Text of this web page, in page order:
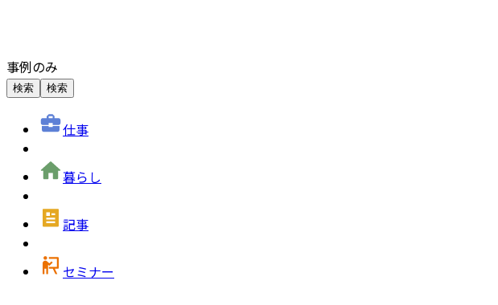
事例のみ
検索 検索
仕事
暮らし
記事
セミナー